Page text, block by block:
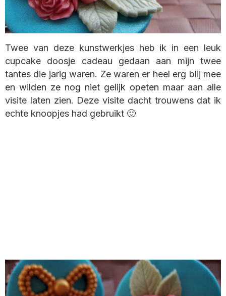
Twee van deze kunstwerkjes heb ik in een leuk
cupcake doosje cadeau gedaan aan mijn twee
tantes die jarig waren. Ze waren er heel erg blij mee
en wilden ze nog niet gelijk opeten maar aan alle
visite laten zien. Deze visite dacht trouwens dat ik
echte knoopjes had gebruikt 🙂